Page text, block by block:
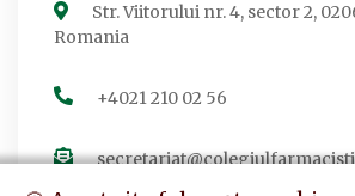
Str. Viitorului nr. 4, sector 2,
Romania
+4021 210 02 56